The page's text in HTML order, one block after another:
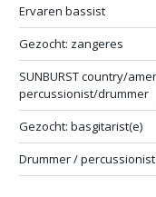
Ervaren bassist
Gezocht: zangeres
SUNBURST country/
percussionist/drummer
Gezocht: basgitarist(e)
Drummer /